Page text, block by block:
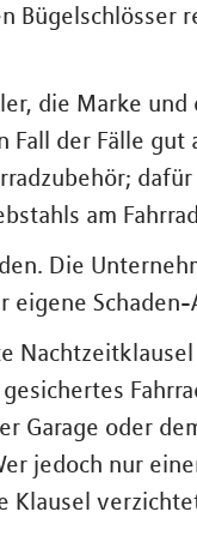
Bügelschlösser
die Marke und
der Fälle gut
am
Die
eigene Schaden-
Nachtzeitklausel
Garage oder
jedoch nur